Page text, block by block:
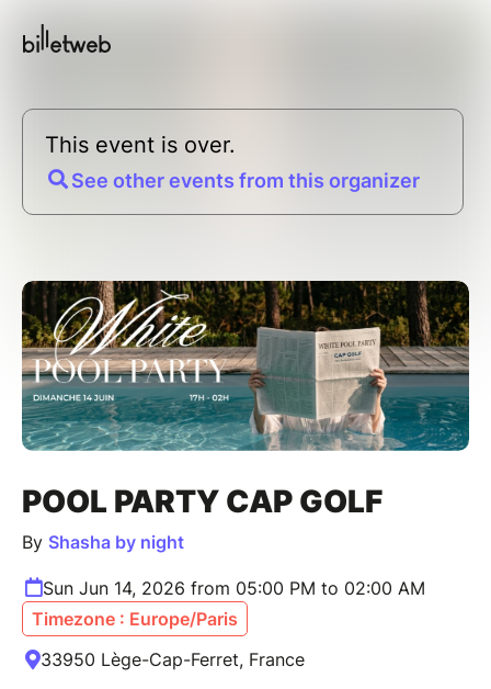
This event is over.
See other events from this organizer
POOL PARTY CAP GOLF
By Shasha by night
Sun Jun 14, 2026 from 05:00 PM to 02:00 AM
Timezone : Europe/Paris
33950 Lège-Cap-Ferret, France